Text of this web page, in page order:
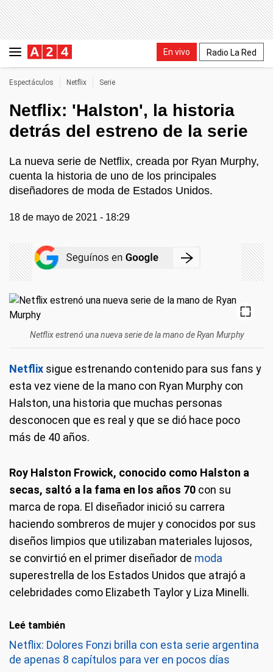
En vivo Radio La Red
Espectáculos Netflix Serie
Netflix: 'Halston', la historia
detrás del estreno de la serie
La nueva serie de Netflix, creada por Ryan Murphy,
cuenta la historia de uno de los principales
diseñadores de moda de Estados Unidos.
18 de mayo de 2021 - 18:29
Netflix estrenó una nueva serie de la mano de Ryan Murphy
Netflix sigue estrenando contenido para sus fans y
esta vez viene de la mano con Ryan Murphy con
Halston, una historia que muchas personas
desconocen que es real y que se dió hace poco
más de 40 años.
Roy Halston Frowick, conocido como Halston a
secas, saltó a la fama en los años 70 con su
marca de ropa. El diseñador inició su carrera
haciendo sombreros de mujer y conocidos por sus
diseños limpios que utilizaban materiales lujosos,
se convirtió en el primer diseñador de moda
superestrella de los Estados Unidos que atrajó a
celebridades como Elizabeth Taylor y Liza Minelli.
Leé también
Netflix: Dolores Fonzi brilla con esta serie argentina
de apenas 8 capítulos para ver en pocos días